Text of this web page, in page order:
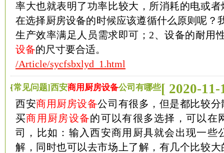
率大也就表明了功率比较大，所消耗的电或
在选择厨房设备的时候应该遵循什么原则呢？
生产效率满足人员需求即可；2、设备的耐用
设备的尺寸要合适。
/Article/sycfsbxlyd_1.html
[常见问题]西安商用厨房设备公司有哪些[ 2020-
西安商用厨房设备公司有很多，但是都比较
买商用厨房设备的可以有很多选择，可以在
司，比如：输入西安商用厨具就会出现一些
解，同时也可以去市场上了解，有几个比较